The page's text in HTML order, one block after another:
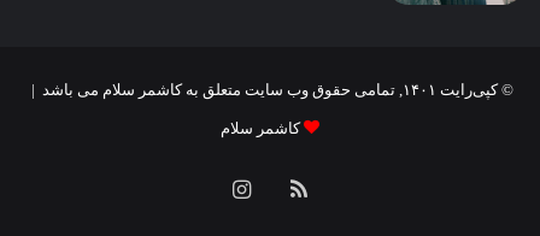
© کپی‌رایت ۱۴۰۱, تمامی حقوق وب سایت متعلق به کاشمر سلام می باشد |
کاشمر سلام
خوراکاینستاگرام